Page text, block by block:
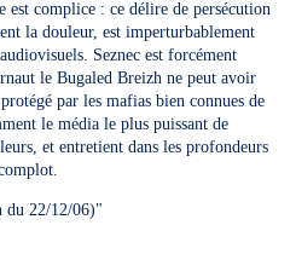
est complice : ce délire de persécution
la douleur, est imperturbablement
Seznec est forcément
le Bugaled Breizh ne peut avoir
par les mafias bien connues de
le média le plus puissant de
et entretient dans les profondeurs
du 22/12/06)"